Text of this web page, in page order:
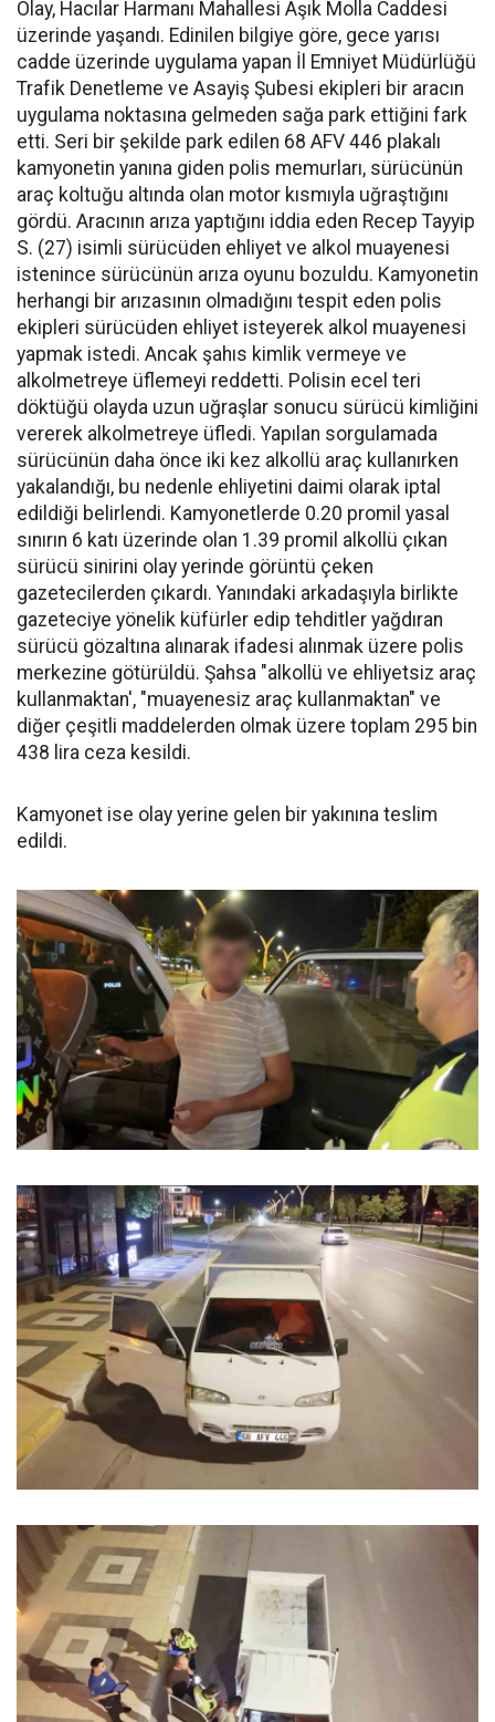
Olay, Hacılar Harmanı Mahallesi Aşık Molla Caddesi
üzerinde yaşandı. Edinilen bilgiye göre, gece yarısı
cadde üzerinde uygulama yapan İl Emniyet Müdürlüğü
Trafik Denetleme ve Asayiş Şubesi ekipleri bir aracın
uygulama noktasına gelmeden sağa park ettiğini fark
etti. Seri bir şekilde park edilen 68 AFV 446 plakalı
kamyonetin yanına giden polis memurları, sürücünün
araç koltuğu altında olan motor kısmıyla uğraştığını
gördü. Aracının arıza yaptığını iddia eden Recep Tayyip
S. (27) isimli sürücüden ehliyet ve alkol muayenesi
istenince sürücünün arıza oyunu bozuldu. Kamyonetin
herhangi bir arızasının olmadığını tespit eden polis
ekipleri sürücüden ehliyet isteyerek alkol muayenesi
yapmak istedi. Ancak şahıs kimlik vermeye ve
alkolmetreye üflemeyi reddetti. Polisin ecel teri
döktüğü olayda uzun uğraşlar sonucu sürücü kimliğini
vererek alkolmetreye üfledi. Yapılan sorgulamada
sürücünün daha önce iki kez alkollü araç kullanırken
yakalandığı, bu nedenle ehliyetini daimi olarak iptal
edildiği belirlendi. Kamyonetlerde 0.20 promil yasal
sınırın 6 katı üzerinde olan 1.39 promil alkollü çıkan
sürücü sinirini olay yerinde görüntü çeken
gazetecilerden çıkardı. Yanındaki arkadaşıyla birlikte
gazeteciye yönelik küfürler edip tehditler yağdıran
sürücü gözaltına alınarak ifadesi alınmak üzere polis
merkezine götürüldü. Şahsa "alkollü ve ehliyetsiz araç
kullanmaktan', "muayenesiz araç kullanmaktan" ve
diğer çeşitli maddelerden olmak üzere toplam 295 bin
438 lira ceza kesildi.
Kamyonet ise olay yerine gelen bir yakınına teslim
edildi.